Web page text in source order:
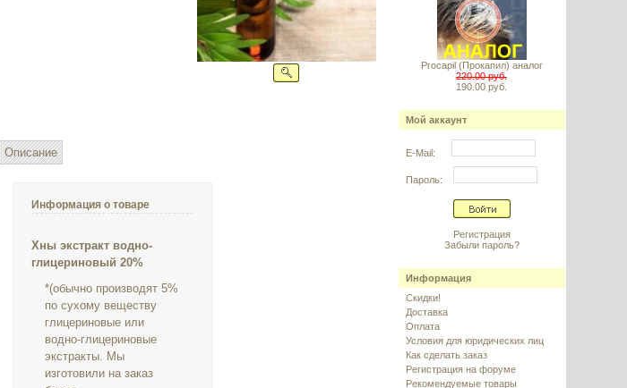
Описание
Информация о товаре
Хны экстракт водно-
глицериновый 20%
*(обычно производят 5%
по сухому веществу
глицериновые или
водно-глицериновые
экстракты. Мы
изготовили на заказ
Procapil (Прокапил) аналог
220.00 руб.
190.00 руб.
Мой аккаунт
E-Mail:
Пароль:
Регистрация
Забыли пароль?
Информация
Скидки!
Доставка
Оплата
Условия для юридических лиц
Как сделать заказ
Регистрация на форуме
Рекомендуемые товары